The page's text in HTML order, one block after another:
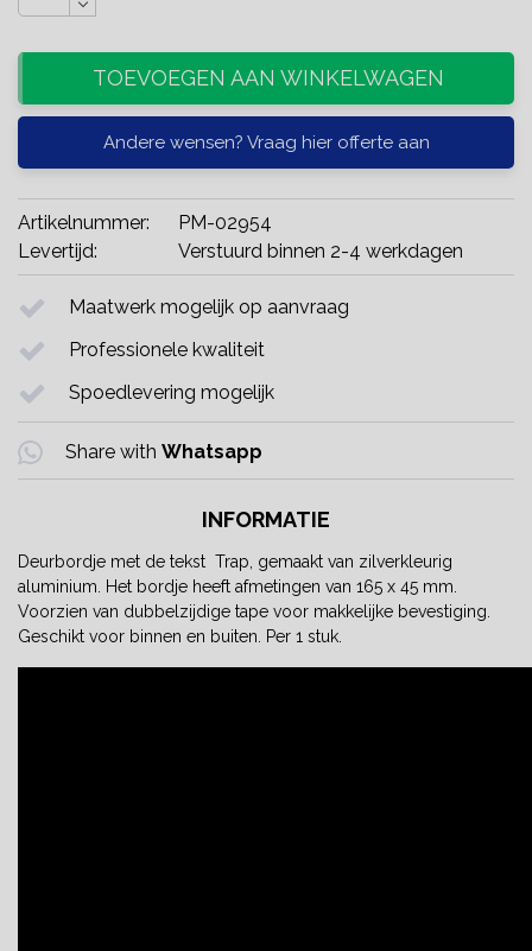
TOEVOEGEN AAN WINKELWAGEN
Andere wensen? Vraag hier offerte aan
Artikelnummer:
PM-02954
Levertijd:
Verstuurd binnen 2-4 werkdagen
Maatwerk mogelijk op aanvraag
Professionele kwaliteit
Spoedlevering mogelijk
Share with Whatsapp
INFORMATIE
Deurbordje met de tekst Trap, gemaakt van zilverkleurig
aluminium. Het bordje heeft afmetingen van 165 x 45 mm.
Voorzien van dubbelzijdige tape voor makkelijke bevestiging.
Geschikt voor binnen en buiten. Per 1 stuk.